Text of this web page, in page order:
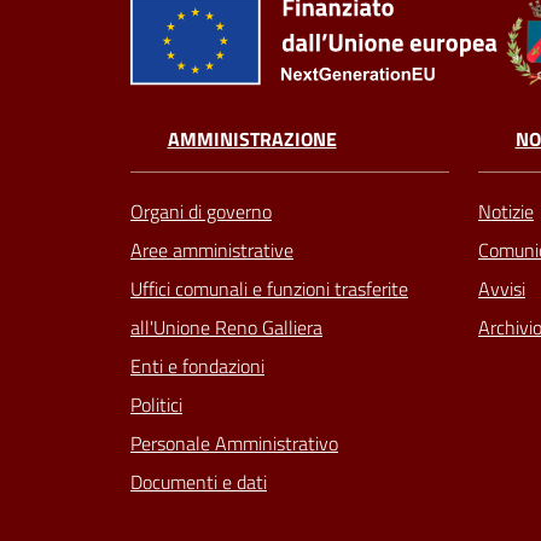
AMMINISTRAZIONE
Organi di governo
Aree amministrative
Uffici comunali e funzioni trasferite
all'Unione Reno Galliera
Enti e fondazioni
Politici
Personale Amministrativo
Documenti e dati
Notizie
Avvisi